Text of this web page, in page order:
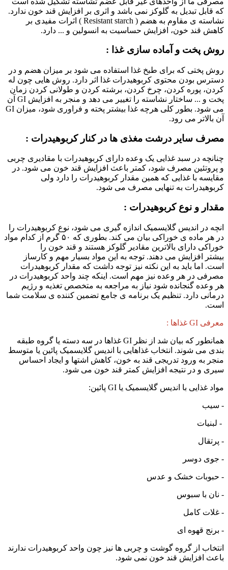
که قابل تبدیل به گلوکز نمی باشد و اثری بر افزایش قند خون ندارد.
نشاسته ی مقاوم به هضم ( Resistant starch ) اثرات مفیدی بر
کاهش قند خون، افزایش حساسیت به انسولین و ... دارد.
روش پخت و آماده سازی غذا :
روش پختی که برای طبخ غذا استفاده می شود بر میزان هضم و در
دسترس بودن محتوی کربوهیدرات غذا اثر دارد. روش هایی چون له
کردن، پوره کردن،‌ چرخ کردن، برشته کردن و طولانی کردن زمان
پخت و ... ساختار نشاسته را تغییر می دهد و منجر به افزایش GI آن
می شود. بطور کلی هرچه غذا بیشتر پخته و فراوری شود، میزان GI
آن بالاتر می رود.
مصرف سایر درشت مغذی ها در کنار کربوهیدرات :
چنانچه در سبد غذایی یک وعده دارای کربوهیدرات با مقادیری چربی
و پروتئین مصرف شود، کمتر باعث افزایش قند خون می شود. در
مقایسه با غذایی که همین مقدار کربوهیدرات را دارد ولی
کربوهیدرات به تنهایی مصرف می شود.
مقدار و نوع کربوهیدرات :
انچه در اندیس گلایسمیک اندازه گیری می شود، نوع کربوهیدرات را
در هر ماده ی خوراکی بیان می کند. بطوری که ۵۰ گرم از کدام مواد
خوراکی دارای بالاترین مقادیر گلوکز هستند و قند خون را
بیشتر افزایش می دهند. توجه به این مواد بسیار مهم و کارساز
است. اما باید به این نکته نیز توجه داشت که مقدار کربوهیدرات
مصرفی در هر وعده نیز مهم است. اینکه چند واحد کربوهیدرات در
هر وعده گنجانده شود نیاز به مراجعه به متخصص تغذیه و رژیم
درمانی دارد. تنظیم یک برنامه ی جامع تضمین کننده ی سلامت شما
است.
معرفی GI غذاها :
همانطور که بیان شد از نظر GI غذاها در سه دسته یا گروه طبقه
بندی می شوند. انتخاب غذاهایی با اندیس گلایسمیک پائین یا متوسط
منجر به ورود تدریجی قند به خون، کاهش اشتها و ایجاد احساس
سیری و در نتیجه افزایش کمتر قند خون می شود.
مواد غذایی با اندیس گلایسمیک یا GI پائین:
- سیب
- لبنیات
- پرتقال
- جوی دوسر
- حبوبات خشک و عدس
- نان با سبوس
- غلات کامل
- برنج قهوه ای
انتخاب از گروه گوشت و چربی ها نیز چون واحد کربوهیدرات ندارند
باعث افزایش قند خون نمی شود.